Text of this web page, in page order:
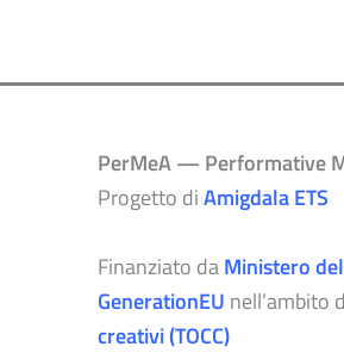
PerMeA — Performative
Progetto diAmigdala ETS
Finanziato daMinistero
GenerationEU nell’ambito
creativi (TOCC)